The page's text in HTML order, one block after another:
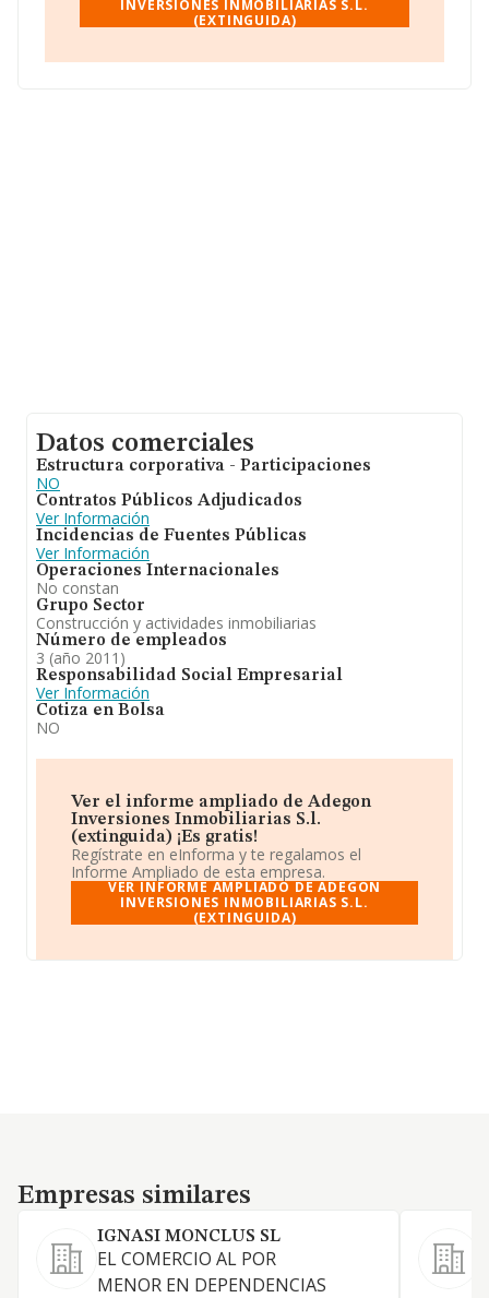
La sociedad españolaAdegon Inversiones
Inmobiliarias S.L. (extinguida), con NIF B61868964,
1, (08290), Cerdanyola Del Valles, provincia de
INVERSIONES INMOBILIARIAS S.L.
(EXTINGUIDA)
Datos comerciales
Estructura corporativa - Participaciones
NO
Contratos Públicos Adjudicados
Ver Información
Incidencias de Fuentes Públicas
Ver Información
Operaciones Internacionales
No constan
Grupo Sector
Construcción y actividades inmobiliarias
Número de empleados
3 (año 2011)
Responsabilidad Social Empresarial
Ver Información
Cotiza en Bolsa
NO
Ver el informe ampliado de Adegon
Inversiones Inmobiliarias S.l.
(extinguida) ¡Es gratis!
Regístrate en eInforma y te regalamos el
Informe Ampliado de esta empresa.
VER INFORME AMPLIADO DE ADEGON
INVERSIONES INMOBILIARIAS S.L.
(EXTINGUIDA)
Empresas similares
Empresas similares
IGNASI MONCLUS SL
EL COMERCIO AL POR
MENOR EN DEPENDENCIAS